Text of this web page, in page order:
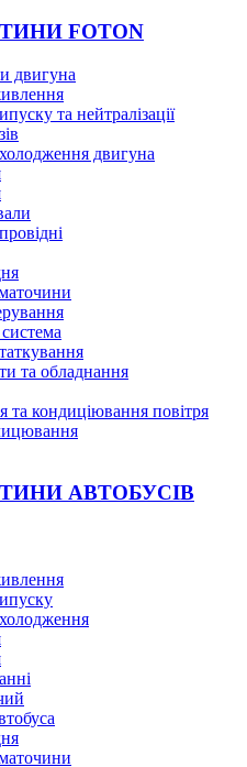
FOTON
двигуна
та нейтралізації
двигуна
та обладнання
та кондиціювання повітря
АВТОБУСІВ